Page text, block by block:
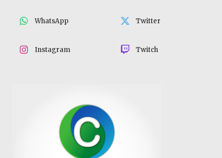
WhatsApp Twitter
Instagram Twitch